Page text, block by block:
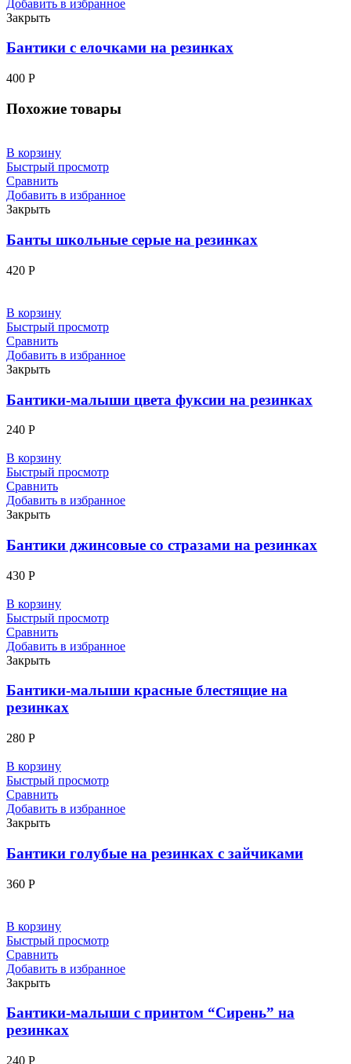
Добавить в избранное
Закрыть
Бантики с елочками на резинках
400 Р
Похожие товары
В корзину
Быстрый просмотр
Сравнить
Добавить в избранное
Закрыть
Банты школьные серые на резинках
420 Р
В корзину
Быстрый просмотр
Сравнить
Добавить в избранное
Закрыть
Бантики-малыши цвета фуксии на резинках
240 Р
В корзину
Быстрый просмотр
Сравнить
Добавить в избранное
Закрыть
Бантики джинсовые со стразами на резинках
430 Р
В корзину
Быстрый просмотр
Сравнить
Добавить в избранное
Закрыть
Бантики-малыши красные блестящие на
резинках
280 Р
В корзину
Быстрый просмотр
Сравнить
Добавить в избранное
Закрыть
Бантики голубые на резинках с зайчиками
360 Р
В корзину
Быстрый просмотр
Сравнить
Добавить в избранное
Закрыть
Бантики-малыши с принтом “Сирень” на
резинках
240 Р